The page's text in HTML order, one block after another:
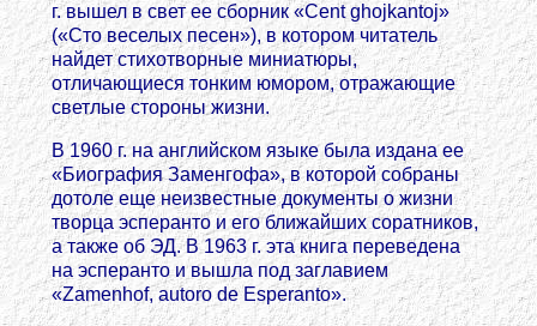
г. вышел в свет ее сборник «Cent ghojkantoj»
(«Сто веселых песен»), в котором читатель
найдет стихотворные миниатюры,
отличающиеся тонким юмором, отражающие
светлые стороны жизни.
В 1960 г. на английском языке была издана ее
«Биография Заменгофа», в которой собраны
дотоле еще неизвестные документы о жизни
творца эсперанто и его ближайших соратников,
а также об ЭД. В 1963 г. эта книга переведена
на эсперанто и вышла под заглавием
«Zamenhof, autoro de Esperanto».